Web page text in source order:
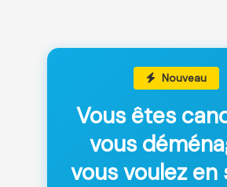
Nouveau
Vous êtes
vous
vous voulez en